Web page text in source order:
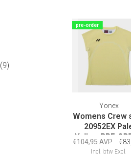
(9)
pre-order
Yonex
Womens Crew
20952EX
Yellow PRE-
€104,95 AVP
Incl. btw Excl.